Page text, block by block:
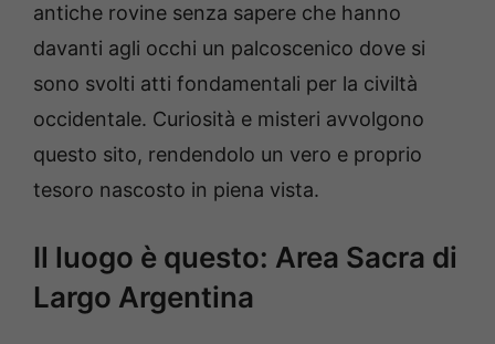
antiche rovine senza sapere che hanno
davanti agli occhi un palcoscenico dove si
sono svolti atti fondamentali per la civiltà
occidentale. Curiosità e misteri avvolgono
questo sito, rendendolo un vero e proprio
tesoro nascosto in piena vista.
Il luogo è questo: Area Sacra di
Largo Argentina